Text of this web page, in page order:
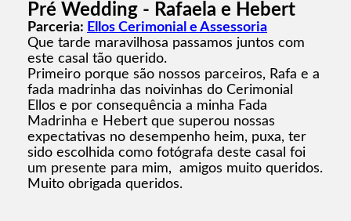
Pré Wedding - Rafaela e Hebert
Parceria: Ellos Cerimonial e Assessoria
Que tarde maravilhosa passamos juntos com
este casal tão querido.
Primeiro porque são nossos parceiros, Rafa e a
fada madrinha das noivinhas do Cerimonial
Ellos e por consequência a minha Fada
Madrinha e Hebert que superou nossas
expectativas no desempenho heim, puxa, ter
sido escolhida como fotógrafa deste casal foi
um presente para mim, amigos muito queridos.
Muito obrigada queridos.